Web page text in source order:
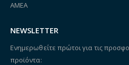
ΑΜΕΑ
NEWSLETTER
Ενημερωθείτε πρώτοι για τις
προϊόντα: